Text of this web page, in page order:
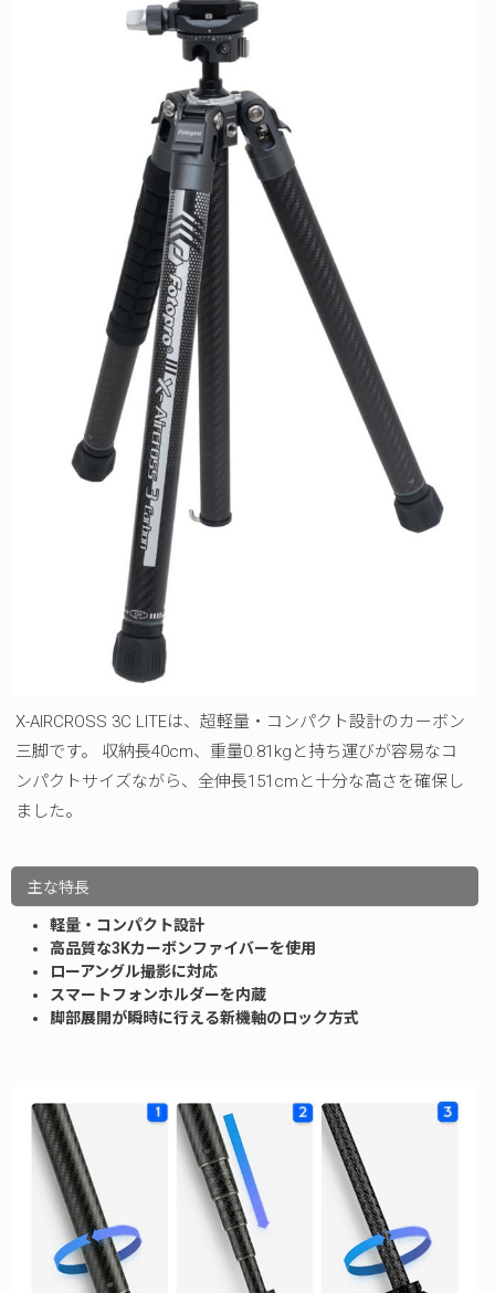
X-AIRCROSS 3C LITEは、超軽量・コンパクト設計のカーボン
三脚です。 収納長40cm、重量0.81kgと持ち運びが容易なコ
ンパクトサイズながら、全伸長151cmと十分な高さを確保し
ました。
主な特長
軽量・コンパクト設計
高品質な3Kカーボンファイバーを使用
ローアングル撮影に対応
スマートフォンホルダーを内蔵
脚部展開が瞬時に行える新機軸のロック方式